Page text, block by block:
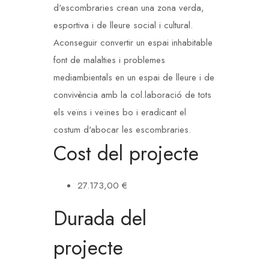
d'escombraries crean una zona verda,
esportiva i de lleure social i cultural.
Aconseguir convertir un espai inhabitable
font de malalties i problemes
mediambientals en un espai de lleure i de
convivència amb la col.laboració de tots
els veïns i veïnes bo i eradicant el
costum d'abocar les escombraries.
Cost del projecte
27.173,00 €
Durada del
projecte